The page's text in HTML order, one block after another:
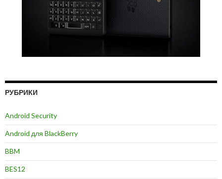
РУБРИКИ
Android Security
Android для BlackBerry
BBM
BES12